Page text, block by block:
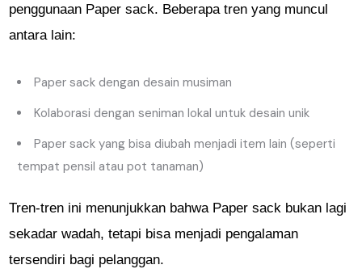
penggunaan Paper sack. Beberapa tren yang muncul
antara lain:
Paper sack dengan desain musiman
Kolaborasi dengan seniman lokal untuk desain unik
Paper sack yang bisa diubah menjadi item lain (seperti
tempat pensil atau pot tanaman)
Tren-tren ini menunjukkan bahwa Paper sack bukan lagi
sekadar wadah, tetapi bisa menjadi pengalaman
tersendiri bagi pelanggan.